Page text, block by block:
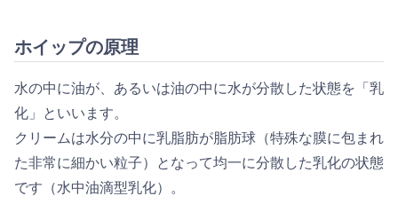
ホイップの原理
水の中に油が、あるいは油の中に水が分散した状態を「乳
化」といいます。
クリームは水分の中に乳脂肪が脂肪球（特殊な膜に包まれ
た非常に細かい粒子）となって均一に分散した乳化の状態
です（水中油滴型乳化）。